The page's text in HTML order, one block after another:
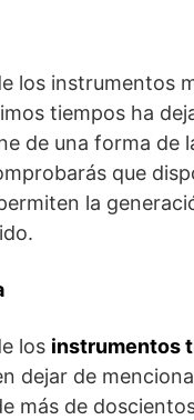
los instrumentos
tiempos ha
de una forma de
que
la
los instrumentos
dejar de
más de